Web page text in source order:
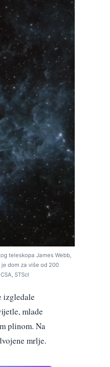
teleskopa James Webb,
dom za više od 200
STScI
izgledale
mlade
plinom. Na
mrlje.